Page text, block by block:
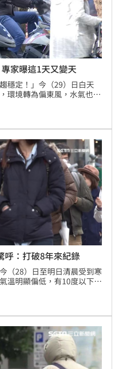
家曝這1天又變天
穩定！」今（29）日白天
環境轉為偏東風，水氣也明
天氣仍然偏冷，週五晚間起
：打破8年來紀錄
（28）日至明日清晨受到寒
溫明顯偏低，有10度以下氣
夕台北站低溫打破8年來紀